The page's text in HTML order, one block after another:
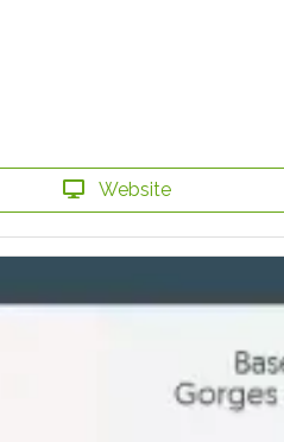
Website